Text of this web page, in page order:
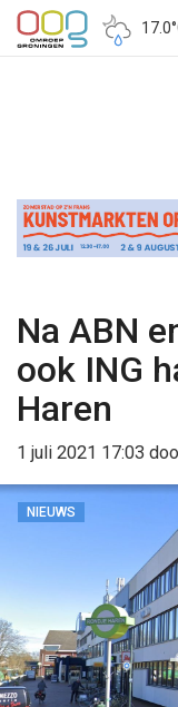
Na ABN
ook ING
Haren
1 juli 2021 17:03
NIEUWS